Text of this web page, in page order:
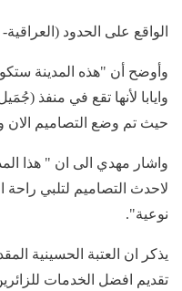
الواقع على الحدود
وأوضح أن "هذه المدينة
وايابا لأنها تقع في منفذ
حيث تم وضع التصاميم الان
واشار مهدي الى ان " هذا
لاحدث التصاميم لتلبي
نوعية".
يذكر ان العتبة الحسينية
تقديم افضل الخدمات